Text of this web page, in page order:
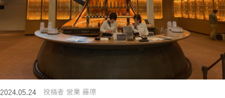
2024.05.24 投稿者 営業 藤原